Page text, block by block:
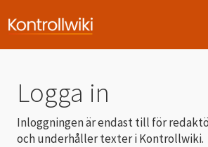
Logga in
Inloggningen är endast till för
och underhåller texter i Kontrollwiki.